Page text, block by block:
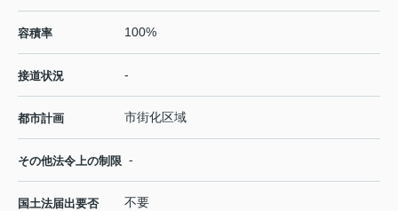
容積率 100%
接道状況 -
都市計画 市街化区域
その他法令上の制限 -
国土法届出要否 不要